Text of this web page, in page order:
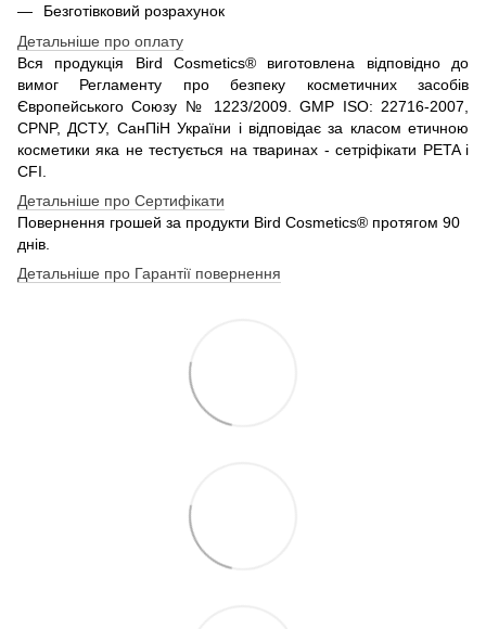
Безготівковий розрахунок
Детальніше про оплату
Вся продукція Bird Cosmetics® виготовлена відповідно до
вимог Регламенту про безпеку косметичних засобів
Європейського Союзу № 1223/2009. GMP ISO: 22716-2007,
CPNP, ДСТУ, СанПіН України і відповідає за класом етичною
косметики яка не тестується на тваринах - сетріфікати PETA і
CFI.
Детальніше про Сертифікати
Повернення грошей за продукти Bird Cosmetics® протягом 90
днів.
Детальніше про Гарантії повернення